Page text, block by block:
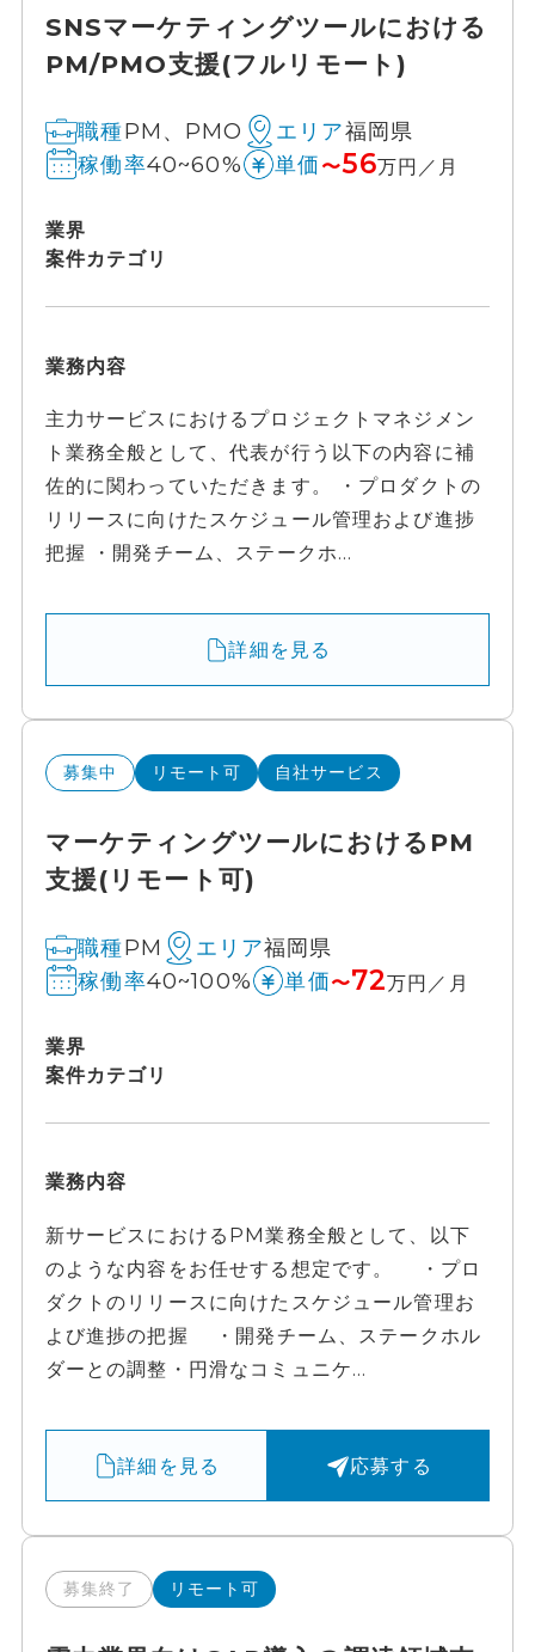
SNSマーケティングツールにおける
PM/PMO支援(フルリモート)
職種PM、PMO エリア福岡県
稼働率40~60% 単価 〜56万円／月
業界
案件カテゴリ
業務内容
主力サービスにおけるプロジェクトマネジメン
ト業務全般として、代表が行う以下の内容に補
佐的に関わっていただきます。 ・プロダクトの
リリースに向けたスケジュール管理および進捗
把握 ・開発チーム、ステークホ...
詳細を見る
募集中 リモート可 自社サービス
マーケティングツールにおけるPM
支援(リモート可)
職種PM エリア福岡県
稼働率40~100% 単価〜72万円／月
業界
案件カテゴリ
業務内容
新サービスにおけるPM業務全般として、以下
のような内容をお任せする想定です。 ・プロ
ダクトのリリースに向けたスケジュール管理お
よび進捗の把握 ・開発チーム、ステークホル
ダーとの調整・円滑なコミュニケ...
詳細を見る 応募する
募集終了 リモート可